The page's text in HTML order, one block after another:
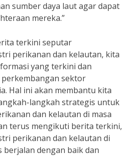
sumber daya laut agar dapat
mereka.”
terkini seputar
perikanan dan kelautan, kita
yang terkini dan
sektor
Hal ini akan membantu kita
langkah strategis untuk
dan kelautan di masa
terus mengikuti berita terkini,
perikanan dan kelautan di
berjalan dengan baik dan